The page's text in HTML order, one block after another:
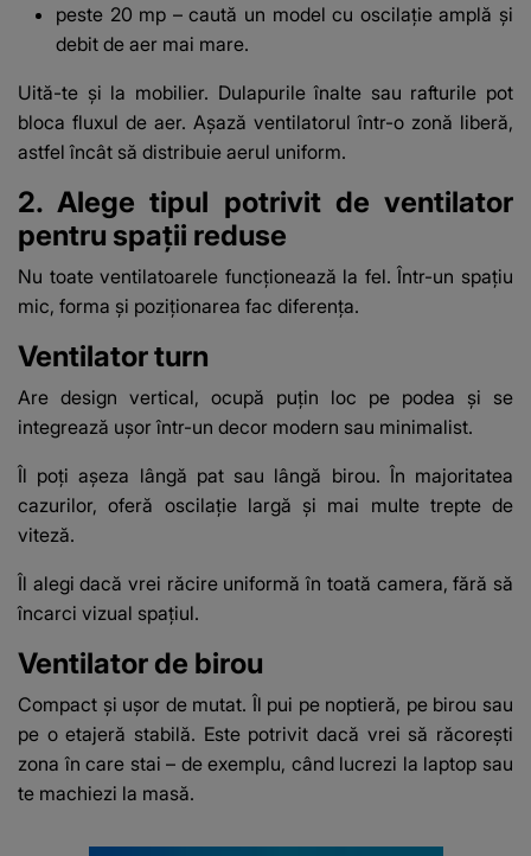
peste 20 mp – caută un model cu oscilație amplă și
debit de aer mai mare.
Uită-te și la mobilier. Dulapurile înalte sau rafturile pot
bloca fluxul de aer. Așază ventilatorul într-o zonă liberă,
astfel încât să distribuie aerul uniform.
2. Alege tipul potrivit de ventilator
pentru spații reduse
Nu toate ventilatoarele funcționează la fel. Într-un spațiu
mic, forma și poziționarea fac diferența.
Ventilator turn
Are design vertical, ocupă puțin loc pe podea și se
integrează ușor într-un decor modern sau minimalist.
Îl poți așeza lângă pat sau lângă birou. În majoritatea
cazurilor, oferă oscilație largă și mai multe trepte de
viteză.
Îl alegi dacă vrei răcire uniformă în toată camera, fără să
încarci vizual spațiul.
Ventilator de birou
Compact și ușor de mutat. Îl pui pe noptieră, pe birou sau
pe o etajeră stabilă. Este potrivit dacă vrei să răcorești
zona în care stai – de exemplu, când lucrezi la laptop sau
te machiezi la masă.